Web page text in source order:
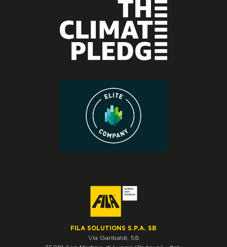
FILA SOLUTIONS S.P.A. SB
Via Garibaldi, 58